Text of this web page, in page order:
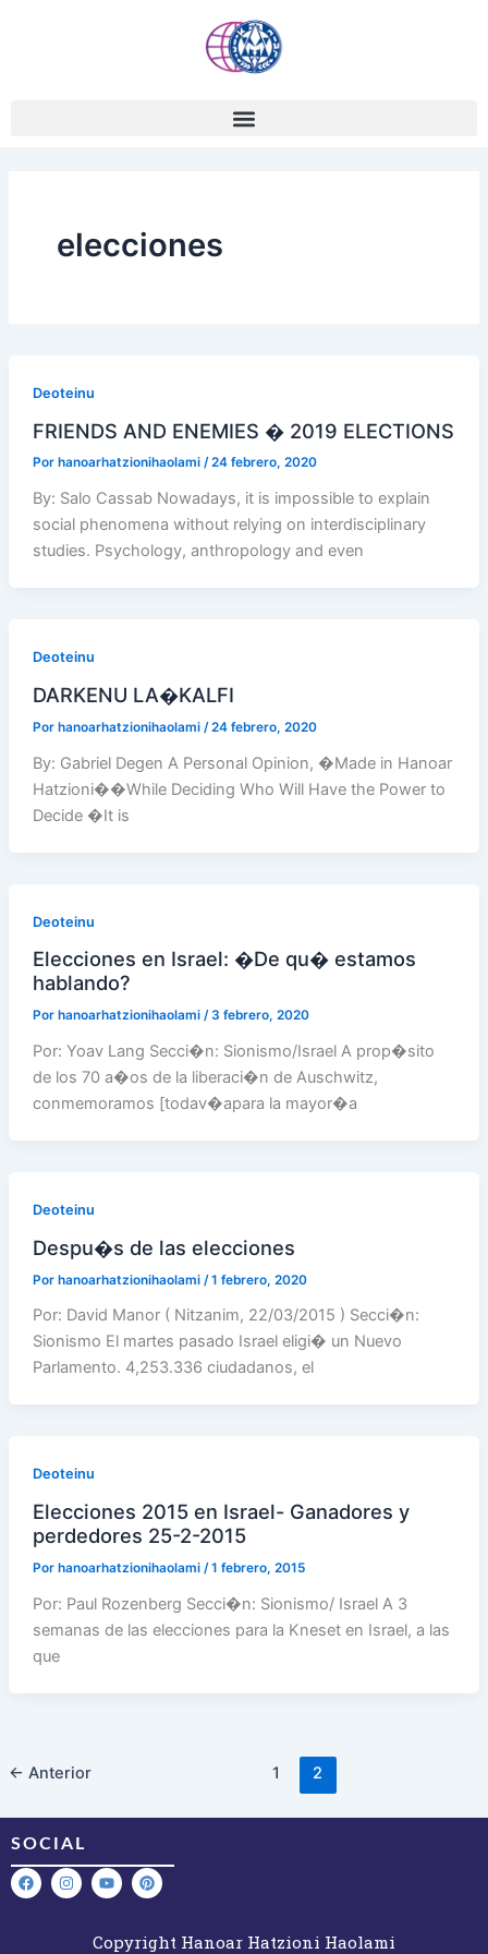
elecciones
Deoteinu
FRIENDS AND ENEMIES � 2019 ELECTIONS
Por hanoarhatzionihaolami /24 febrero, 2020
By: Salo Cassab Nowadays, it is impossible to explain
social phenomena without relying on interdisciplinary
studies. Psychology, anthropology and even
Deoteinu
DARKENU LA�KALFI
Por hanoarhatzionihaolami /24 febrero, 2020
By: Gabriel Degen A Personal Opinion, �Made in Hanoar
Hatzioni��While Deciding Who Will Have the Power to
Decide �It is
Deoteinu
Elecciones en Israel: �De qu� estamos
hablando?
Por hanoarhatzionihaolami /3 febrero, 2020
Por: Yoav Lang Secci�n: Sionismo/Israel A prop�sito
de los 70 a�os de la liberaci�n de Auschwitz,
conmemoramos [todav�apara la mayor�a
Deoteinu
Despu�s de las elecciones
Por hanoarhatzionihaolami /1 febrero, 2020
Por: David Manor ( Nitzanim, 22/03/2015 ) Secci�n:
Sionismo El martes pasado Israel eligi� un Nuevo
Parlamento. 4,253.336 ciudadanos, el
Deoteinu
Elecciones 2015 en Israel- Ganadores y
perdedores 25-2-2015
Por hanoarhatzionihaolami /1 febrero, 2015
Por: Paul Rozenberg Secci�n: Sionismo/ Israel A 3
semanas de las elecciones para la Kneset en Israel, a las
que
← Anterior 1 2
SOCIAL
u
n
Copyright Hanoar Hatzioni Haolami